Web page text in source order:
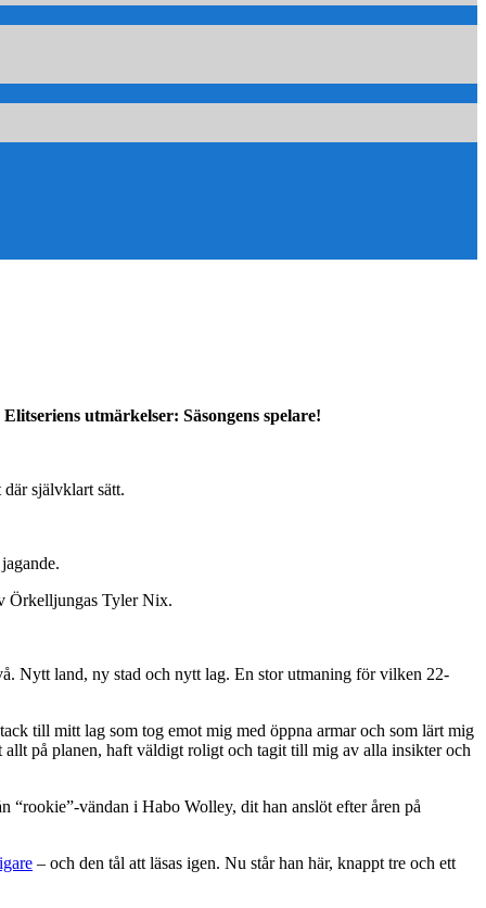
utmärkelser: Säsongens spelare!
självklart sätt.
Örkelljungas Tyler Nix.
Nytt land, ny stad och nytt lag. En stor utmaning för vilken 22-
till mitt lag som tog emot mig med öppna armar och som lärt mig
på planen, haft väldigt roligt och tagit till mig av alla insikter och
“rookie”-vändan i Habo Wolley, dit han anslöt efter åren på
– och den tål att läsas igen. Nu står han här, knappt tre och ett